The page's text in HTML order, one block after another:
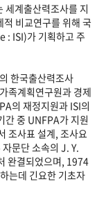
세계출산력조사를 지
비교연구를 위해 국
ISI)가 기획하고 주
한국출산력조사
계획연구원과 경제
의 재정지원과 ISI의
중 UNFPA가 지원
조사표 설계, 조사요
문단 소속의 J. Y.
완결되었으며, 1974
는데 긴요한 기초자